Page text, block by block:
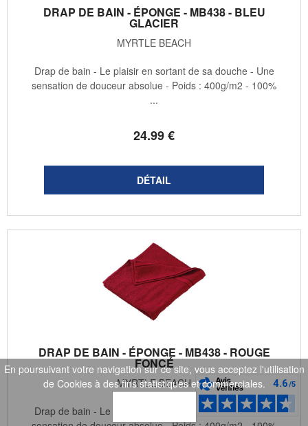
DRAP DE BAIN - ÉPONGE - MB438 - BLEU
GLACIER
MYRTLE BEACH
24.99€
Drap de bain - Le plaisir en sortant de sa douche - Une
sensation de douceur absolue - Poids : 400g/m2 - 100%
...
DRAP DE BAIN - ÉPONGE - MB438 - ROUGE
FONCÉ
MYRTLE BEACH
Drap de bain - Le plaisir en sortant de sa douche - Une
En poursuivant votre navigation sur ce site, vous acceptez l'utilisation
de Cookies à des fins statistiques et commerciales.